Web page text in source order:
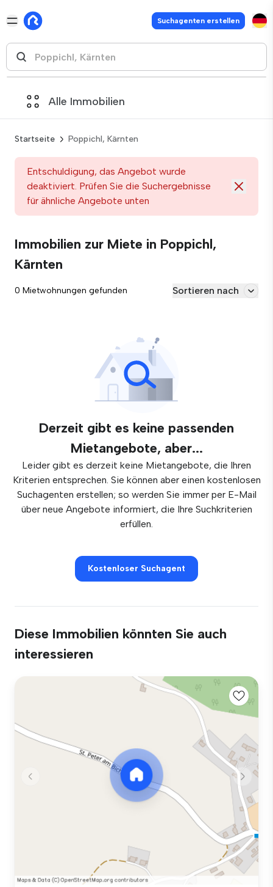
Suchagenten erstellen
Alle Immobilien
Startseite Poppichl, Kärnten
Entschuldigung, das Angebot wurde
deaktiviert. Prüfen Sie die Suchergebnisse
für ähnliche Angebote unten
Immobilien zur Miete in Poppichl,
Kärnten
0 Mietwohnungen gefunden Sortieren nach
Derzeit gibt es keine passenden
Mietangebote, aber...
Leider gibt es derzeit keine Mietangebote, die Ihren
Kriterien entsprechen. Sie können aber einen kostenlosen
Suchagenten erstellen; so werden Sie immer per E-Mail
über neue Angebote informiert, die Ihre Suchkriterien
erfüllen.
Kostenloser Suchagent
Diese Immobilien könnten Sie auch
interessieren